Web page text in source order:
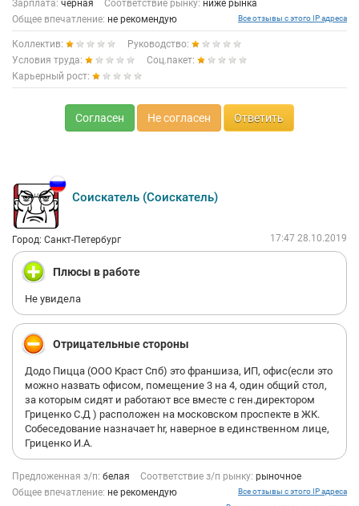
Зарплата: черная Соответствие рынку: ниже рынка
Общее впечатление: не рекомендую Все отзывы с этого IP адреса
Коллектив:
Руководство:
Условия труда:
Соц.пакет:
Карьерный рост:
Согласен Не согласен Ответить
Соискатель (Соискатель)
Город: Санкт-Петербург 17:47 28.10.2019
Плюсы в работе
Не увидела
Отрицательные стороны
Додо Пицца (ООО Краст Спб) это франшиза, ИП, офис(если это
можно назвать офисом, помещение 3 на 4, один общий стол,
за которым сидят и работают все вместе с ген.директором
Гриценко С.Д ) расположен на московском проспекте в ЖК.
Собеседование назначает hr, наверное в единственном лице,
Гриценко И.А.
Предложенная з/п: белая Соответствие з/п рынку: рыночное
Общее впечатление: не рекомендую
Все отзывы с этого IP адреса